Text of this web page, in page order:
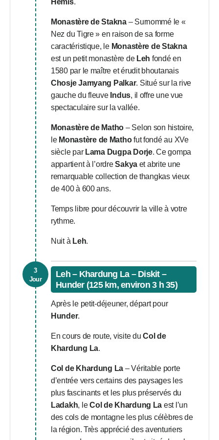
Hemis.
Monastère de Stakna– Surnommé le «
Nez du Tigre » en raison de sa forme
caractéristique, le Monastère de Stakna
est un petit monastère de Leh fondé en
1580 par le maître et érudit bhoutanais
Chosje Jamyang Palkar. Situé sur la rive
gauche du fleuve Indus, il offre une vue
spectaculaire sur la vallée.
Monastère de Matho – Selon son histoire,
le Monastère de Mathofut fondé au XVe
siècle par Lama Dugpa Dorje. Ce gompa
appartient à l’ordreSakya et abrite une
remarquable collection de thangkas vieux
de 400 à 600 ans.
Temps libre pour découvrir la ville à votre
rythme.
Nuit à Leh.
3
Jour
Leh – Khardung La – Diskit –
Hunder (125 km, environ 3 h 35)
Après le petit-déjeuner, départ pour
Hunder.
En cours de route, visite duCol de
Khardung La.
Col de Khardung La – Véritable porte
d’entrée vers certains des paysages les
plus fascinants et les plus préservés du
Ladakh, leCol de Khardung La est l’un
des cols de montagne les plus célèbres de
la région. Très apprécié des aventuriers